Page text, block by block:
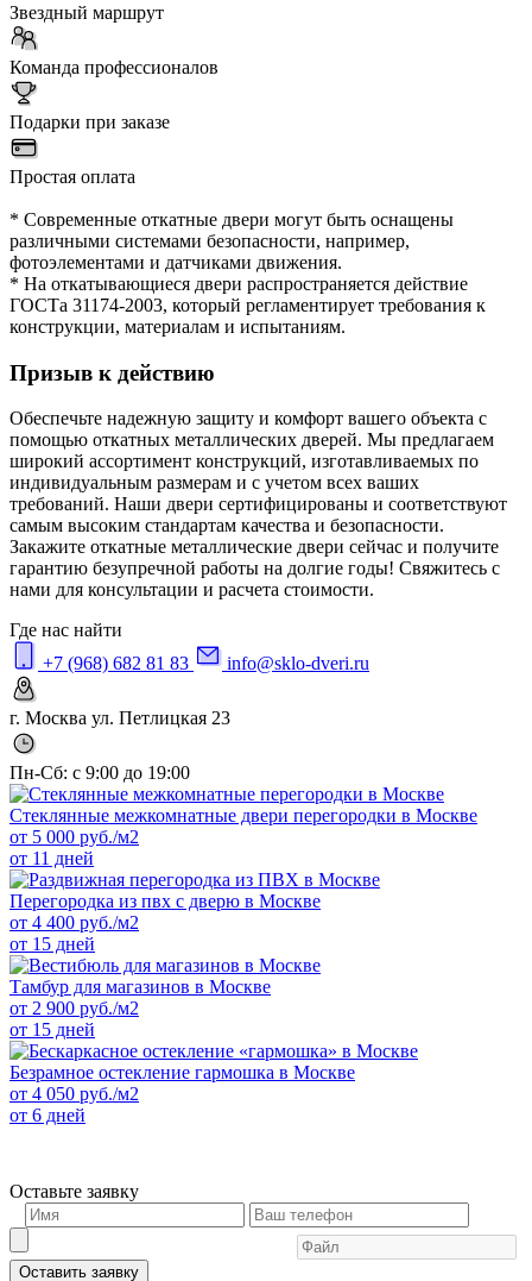
Звездный маршрут
Команда профессионалов
Подарки при заказе
Простая оплата
* Современные откатные двери могут быть оснащены
различными системами безопасности, например,
фотоэлементами и датчиками движения.
* На откатывающиеся двери распространяется действие
ГОСТа 31174-2003, который регламентирует требования к
конструкции, материалам и испытаниям.
Призыв к действию
Обеспечьте надежную защиту и комфорт вашего объекта с
помощью откатных металлических дверей. Мы предлагаем
широкий ассортимент конструкций, изготавливаемых по
индивидуальным размерам и с учетом всех ваших
требований. Наши двери сертифицированы и соответствуют
самым высоким стандартам качества и безопасности.
Закажите откатные металлические двери сейчас и получите
гарантию безупречной работы на долгие годы! Свяжитесь с
нами для консультации и расчета стоимости.
Где нас найти
+7 (968) 682 81 83
info@sklo-dveri.ru
г. Москва ул. Петлицкая 23
Пн-Сб: с 9:00 до 19:00
Стеклянные межкомнатные двери перегородки в Москве
от 5 000 руб./м2
от 11 дней
Перегородка из пвх с дверю в Москве
от 4 400 руб./м2
от 15 дней
Тамбур для магазинов в Москве
от 2 900 руб./м2
от 15 дней
Безрамное остекление гармошка в Москве
от 4 050 руб./м2
от 6 дней
Оставьте заявку
Оставить заявку